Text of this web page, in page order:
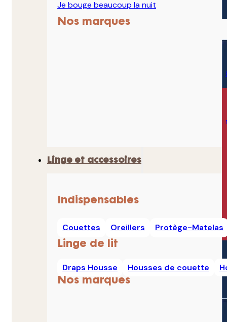
Je bouge beaucoup la nuit
Nos marques
Linge et accessoires
Indispensables
Couettes Oreillers Protège-Matelas
Linge de lit
Draps Housse Housses de couette
Nos marques